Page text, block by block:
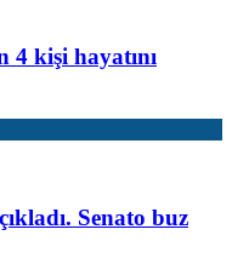
4 kişi hayatını
Senato buz